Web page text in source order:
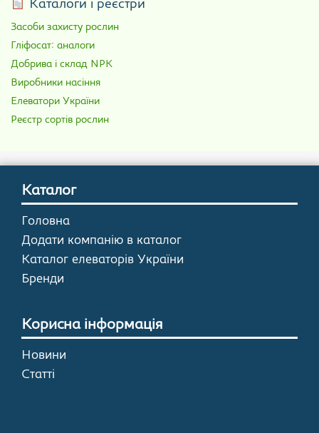
Каталоги і реєстри
Засоби захисту рослин
Гліфосат: аналоги
Добрива і склад NPK
Виробники насіння
Елеватори України
Реєстр сортів рослин
Каталог
Головна
Додати компанію в каталог
Каталог елеваторів України
Бренди
Корисна інформація
Новини
Статті